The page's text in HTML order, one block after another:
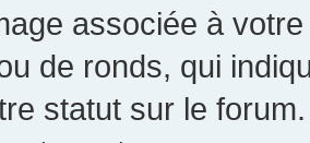
associée à
de ronds, qui
statut sur le